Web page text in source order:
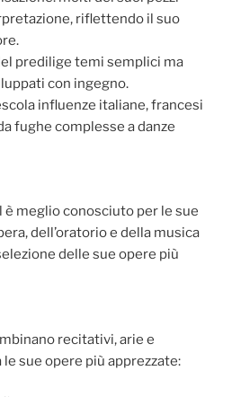
riflettendo il suo
predilige temi semplici ma
con ingegno.
influenze italiane, francesi
fughe complesse a danze
è meglio conosciuto per le sue
dell’oratorio e della musica
delle sue opere più
recitativi, arie e
sue opere più apprezzate: